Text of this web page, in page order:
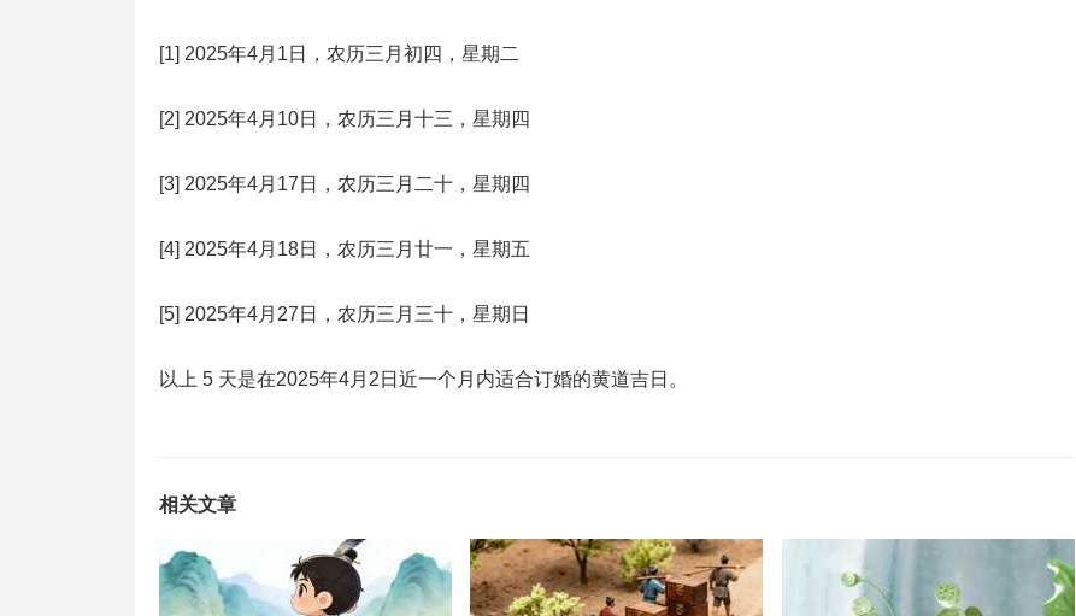
[1] 2025年4月1日，农历三月初四，星期二
[2] 2025年4月10日，农历三月十三，星期四
[3] 2025年4月17日，农历三月二十，星期四
[4] 2025年4月18日，农历三月廿一，星期五
[5] 2025年4月27日，农历三月三十，星期日
以上 5 天是在2025年4月2日近一个月内适合订婚的黄道吉日。
相关文章